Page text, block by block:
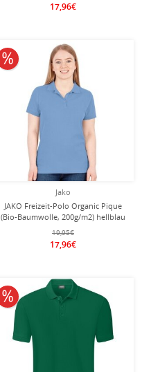
17,96€
Jako
JAKO Freizeit-Polo Organic Pique
(Bio-Baumwolle, 200g/m2) hellblau
Damen
19,95€
17,96€
10% reduziert
10% reduziert